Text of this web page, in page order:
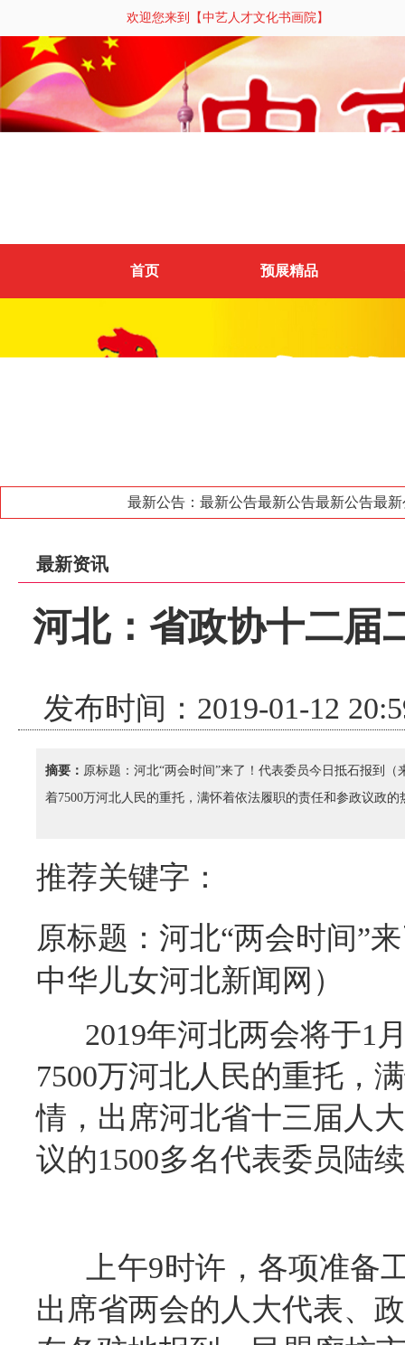
欢迎您来到【中艺人才文化书画院】
首页 预展精品
最新公告：最新公告最新公告最新公告最
最新资讯
河北：省政协十二届
发布时间：2019-01-12
摘要： 原标题：河北“两会时间”来了！代表委员今日抵石报到
着7500万河北人民的重托，满怀着依法履职的责任和参政议政
推荐关键字：
原标题：河北“两会时间”
中华儿女河北新闻网）
2019年河北两会将于1月
7500万河北人民的重托，
情，出席河北省十三届人
议的1500多名代表委员陆
上午9时许 ， 各项准备
出席省两会的人大代表、